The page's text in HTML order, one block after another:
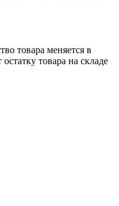
товара меняется в
товара на складе